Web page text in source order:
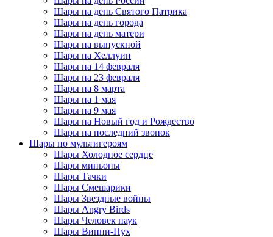
Шары на день Святого Патрика
Шары на день города
Шары на день матери
Шары на выпускной
Шары на Хеллуин
Шары на 14 февраля
Шары на 23 февраля
Шары на 8 марта
Шары на 1 мая
Шары на 9 мая
Шары на Новый год и Рождество
Шары на последний звонок
Шары по мультигероям
Шары Холодное сердце
Шары миньоны
Шары Тачки
Шары Смешарики
Шары Звездные войны
Шары Angry Birds
Шары Человек паук
Шары Винни-Пух